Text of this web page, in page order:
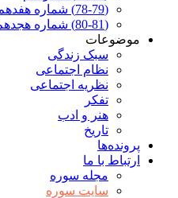
(78-79) شماره هفدهم
(80-81) شماره هجدهم
موضوعات
سبک زندگی
نظام اجتماعی
نظریه اجتماعی
تفکر
هنر و ادب
تاریخ
پرونده‌ها
ارتباط با ما
مجله سوره
سایت سوره